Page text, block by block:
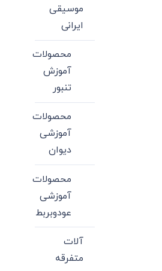
موسیقی
ایرانی
محصولات
آموزش
تنبور
محصولات
آموزشی
دیوان
محصولات
آموزشی
عودوبربط
آلات
متفرقه